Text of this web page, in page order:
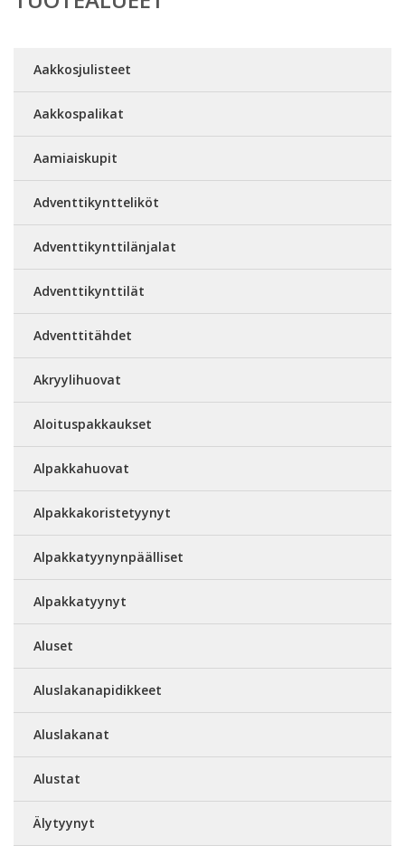
Aakkosjulisteet
Aakkospalikat
Aamiaiskupit
Adventtikyntteliköt
Adventtikynttilänjalat
Adventtikynttilät
Adventtitähdet
Akryylihuovat
Aloituspakkaukset
Alpakkahuovat
Alpakkakoristetyynyt
Alpakkatyynynpäälliset
Alpakkatyynyt
Aluset
Aluslakanapidikkeet
Aluslakanat
Alustat
Älytyynyt